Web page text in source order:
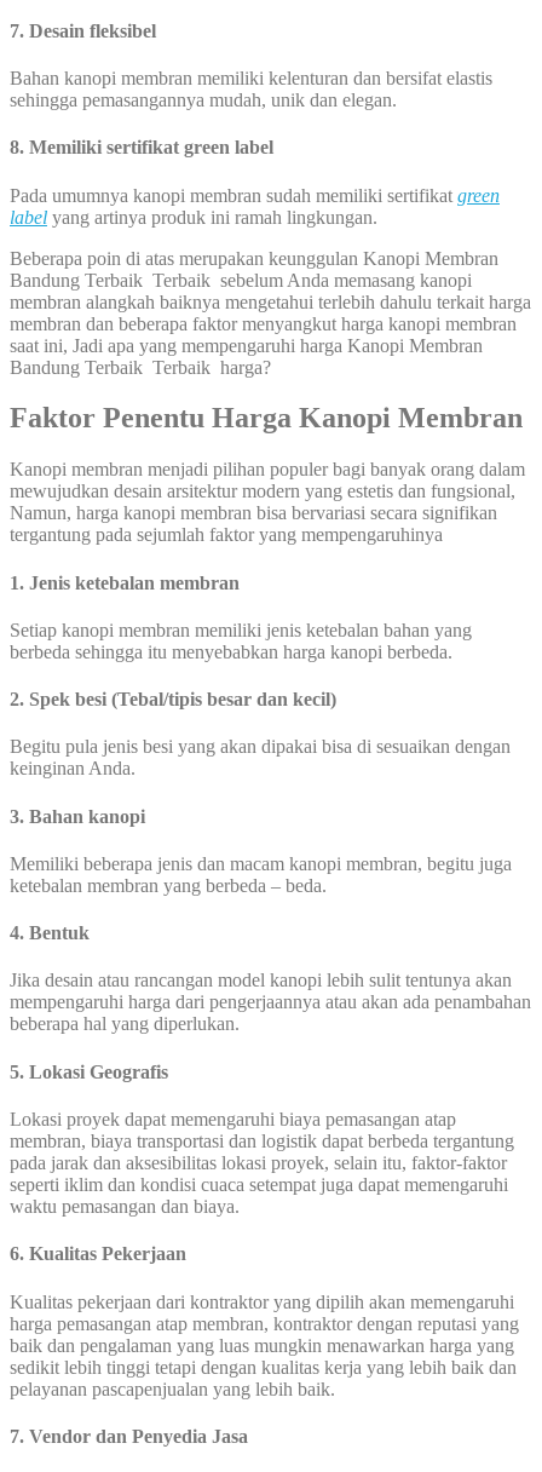
7. Desain fleksibel
Bahan kanopi membran memiliki kelenturan dan bersifat elastis
sehingga pemasangannya mudah, unik dan elegan.
8. Memiliki sertifikat green label
Pada umumnya kanopi membran sudah memiliki sertifikat green
label yang artinya produk ini ramah lingkungan.
Beberapa poin di atas merupakan keunggulan Kanopi Membran
Bandung Terbaik Terbaik sebelum Anda memasang kanopi
membran alangkah baiknya mengetahui terlebih dahulu terkait harga
membran dan beberapa faktor menyangkut harga kanopi membran
saat ini, Jadi apa yang mempengaruhi harga Kanopi Membran
Bandung Terbaik Terbaik harga?
Faktor Penentu Harga Kanopi Membran
Kanopi membran menjadi pilihan populer bagi banyak orang dalam
mewujudkan desain arsitektur modern yang estetis dan fungsional,
Namun, harga kanopi membran bisa bervariasi secara signifikan
tergantung pada sejumlah faktor yang mempengaruhinya
1. Jenis ketebalan membran
Setiap kanopi membran memiliki jenis ketebalan bahan yang
berbeda sehingga itu menyebabkan harga kanopi berbeda.
2. Spek besi (Tebal/tipis besar dan kecil)
Begitu pula jenis besi yang akan dipakai bisa di sesuaikan dengan
keinginan Anda.
3. Bahan kanopi
Memiliki beberapa jenis dan macam kanopi membran, begitu juga
ketebalan membran yang berbeda – beda.
4. Bentuk
Jika desain atau rancangan model kanopi lebih sulit tentunya akan
mempengaruhi harga dari pengerjaannya atau akan ada penambahan
beberapa hal yang diperlukan.
5. Lokasi Geografis
Lokasi proyek dapat memengaruhi biaya pemasangan atap
membran, biaya transportasi dan logistik dapat berbeda tergantung
pada jarak dan aksesibilitas lokasi proyek, selain itu, faktor-faktor
seperti iklim dan kondisi cuaca setempat juga dapat memengaruhi
waktu pemasangan dan biaya.
6. Kualitas Pekerjaan
Kualitas pekerjaan dari kontraktor yang dipilih akan memengaruhi
harga pemasangan atap membran, kontraktor dengan reputasi yang
baik dan pengalaman yang luas mungkin menawarkan harga yang
sedikit lebih tinggi tetapi dengan kualitas kerja yang lebih baik dan
pelayanan pascapenjualan yang lebih baik.
7. Vendor dan Penyedia Jasa